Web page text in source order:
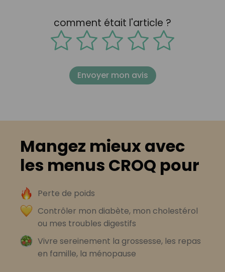
comment était l'article ?
Envoyer mon avis
Mangez mieux avec
les menus CROQ pour
Perte de poids
Contrôler mon diabète, mon cholestérol
ou mes troubles digestifs
Vivre sereinement la grossesse, les repas
en famille, la ménopause